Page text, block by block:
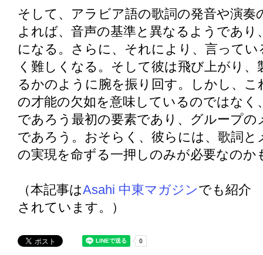
そして、アラビア語の歌詞の発音や演
よれば、音声の基準と異なるようであ
になる。さらに、それにより、言って
く難しくなる。そして彼は飛び上がり
るかのように腕を振り回す。しかし、
の才能の欠如を意味しているのではなく
であろう最初の要素であり、グループ
であろう。おそらく、彼らには、歌詞
の実現を命ずる一押しのみが必要なのか
（本記事はAsahi 中東マガジンでも紹介
されています。）